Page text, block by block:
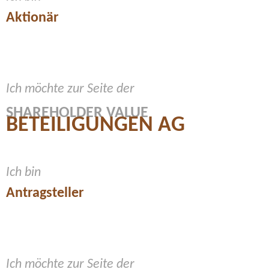
Aktionär
Ich möchte zur Seite der
SHAREHOLDER VALUE
BETEILIGUNGEN AG
Ich bin
Antragsteller
Ich möchte zur Seite der